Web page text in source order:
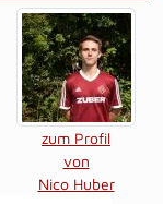
zum Profil
von
Nico Huber